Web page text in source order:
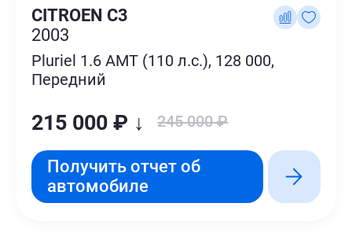
CITROEN C3
2003
Pluriel 1.6 AMT (110 л.с.), 128 000,
Передний
215 000 ₽ ↓ 245 000 ₽
Получить отчет об
автомобиле